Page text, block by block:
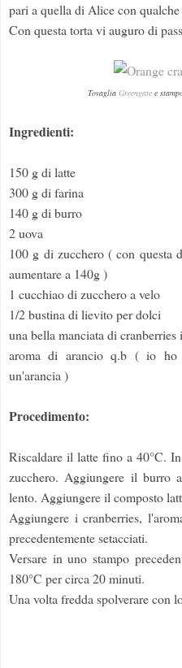
pari a quella di Alice con
Con questa torta vi auguro di
Tovaglia Greengatee
Ingredienti:
150 g di latte
300 g di farina
140 g di burro
2 uova
100 g di zucchero ( con questa
aumentare a 140g )
1 cucchiao di zucchero a velo
1/2 bustina di lievito per dolci
una bella manciata di
aroma di arancio q.b ( io ho
un'arancia )
Procedimento:
Riscaldare il latte fino a 40°C.
zucchero. Aggiungere il burro
lento. Aggiungere il composto
Aggiungere i cranberries,
precedentemente setacciati.
Versare in uno stampo
180°C per circa 20 minuti.
Una volta fredda spolverare con